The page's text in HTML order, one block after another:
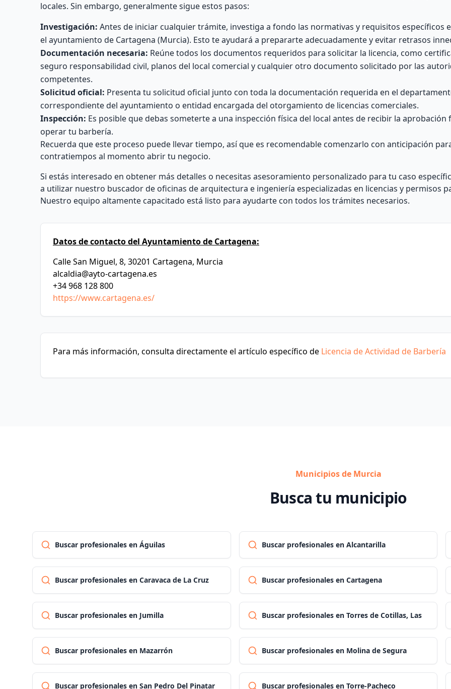
locales. Sin embargo, generalmente sigue estos pasos:
Investigación: Antes de iniciar cualquier trámite, investiga a fondo las normativas y requisitos específicos
el ayuntamiento de Cartagena (Murcia). Esto te ayudará a prepararte adecuadamente y evitar retrasos
Documentación necesaria: Reúne todos los documentos requeridos para solicitar la licencia, como
seguro responsabilidad civil, planos del local comercial y cualquier otro documento solicitado por las
competentes.
Solicitud oficial: Presenta tu solicitud oficial junto con toda la documentación requerida en el
correspondiente del ayuntamiento o entidad encargada del otorgamiento de licencias comerciales.
Inspección: Es posible que debas someterte a una inspección física del local antes de recibir la aprobación
operar tu barbería.
Recuerda que este proceso puede llevar tiempo, así que es recomendable comenzarlo con anticipación
contratiempos al momento abrir tu negocio.
Si estás interesado en obtener más detalles o necesitas asesoramiento personalizado para tu caso
a utilizar nuestro buscador de oficinas de arquitectura e ingeniería especializadas en licencias y permisos
Nuestro equipo altamente capacitado está listo para ayudarte con todos los trámites necesarios.
Datos de contacto del Ayuntamiento de Cartagena:
Calle San Miguel, 8, 30201 Cartagena, Murcia
alcaldia@ayto-cartagena.es
+34 968 128 800
https://www.cartagena.es/
Para más información, consulta directamente el artículo específico de Licencia de Actividad de Barbería
Municipios de Murcia
Busca tu municipio
Buscar profesionales en Águilas Buscar profesionales en Alcantarilla
Buscar profesionales en Caravaca de La Cruz Buscar profesionales en Cartagena
Buscar profesionales en Jumilla Buscar profesionales en Torres de Cotillas, Las
Buscar profesionales en Mazarrón Buscar profesionales en Molina de Segura
Buscar profesionales en San Pedro Del Pinatar Buscar profesionales en Torre-Pacheco